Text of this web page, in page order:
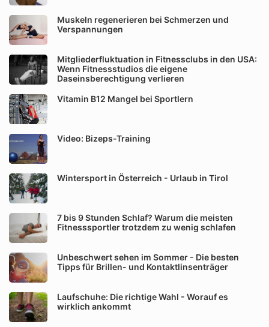
Muskeln regenerieren bei Schmerzen und
Verspannungen
Mitgliederfluktuation in Fitnessclubs in den USA:
Wenn Fitnessstudios die eigene
Daseinsberechtigung verlieren
Vitamin B12 Mangel bei Sportlern
Video: Bizeps-Training
Wintersport in Österreich - Urlaub in Tirol
7 bis 9 Stunden Schlaf? Warum die meisten
Fitnesssportler trotzdem zu wenig schlafen
Unbeschwert sehen im Sommer - Die besten
Tipps für Brillen- und Kontaktlinsenträger
Laufschuhe: Die richtige Wahl - Worauf es
wirklich ankommt